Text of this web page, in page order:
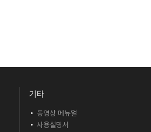
기타
동영상 메뉴얼
사용설명서